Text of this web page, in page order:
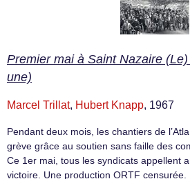
Premier mai à Saint Nazaire
une)
Marcel Trillat, Hubert Knapp, 1967
Pendant deux mois, les chantiers de
grève grâce au soutien sans faille des
Ce 1er mai, tous les syndicats appellent
victoire. Une production ORTF censurée.